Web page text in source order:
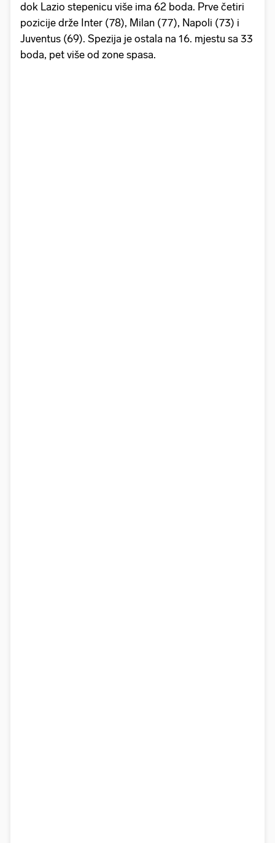
dok Lazio stepenicu više ima 62 boda. Prve četiri
pozicije drže Inter (78), Milan (77), Napoli (73) i
Juventus (69). Spezija je ostala na 16. mjestu sa 33
boda, pet više od zone spasa.